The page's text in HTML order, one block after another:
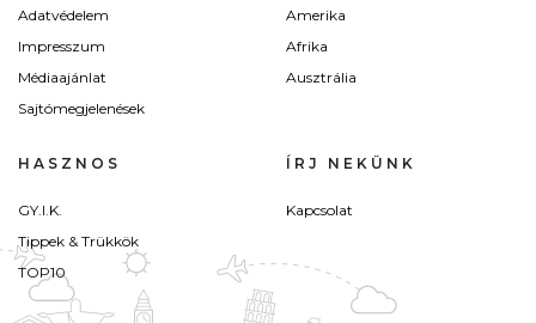
Adatvédelem
Impresszum
Médiaajánlat
Sajtómegjelenések
Amerika
Afrika
Ausztrália
HASZNOS
GY.I.K.
Tippek & Trükkök
TOP10
ÍRJ NEKÜNK
Kapcsolat